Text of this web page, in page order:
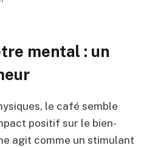
mental : un
le café semble
positif sur le bien-
agit comme un stimulant